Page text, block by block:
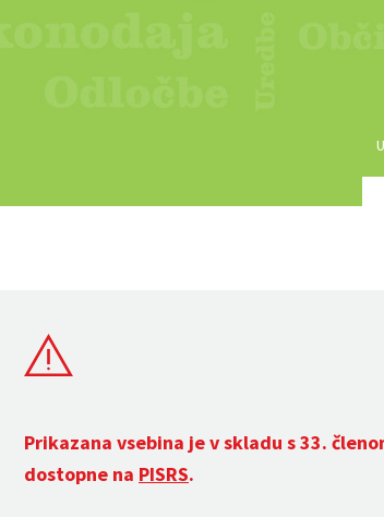
Prikazana vsebina je v skladu s 33.
dostopne na PISRS.